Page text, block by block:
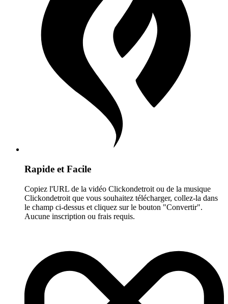
Rapide et Facile
Copiez l'URL de la vidéo Clickondetroit ou de la musique
Clickondetroit que vous souhaitez télécharger, collez-la dans
le champ ci-dessus et cliquez sur le bouton "Convertir".
Aucune inscription ou frais requis.